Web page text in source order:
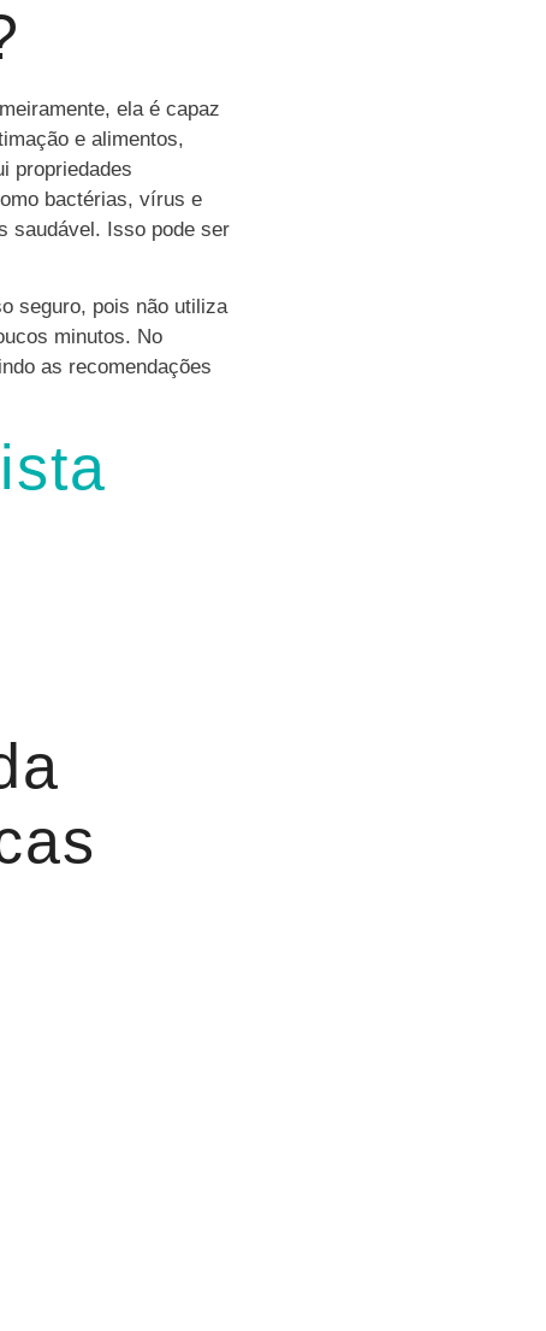
ela é capaz
e alimentos,
propriedades
bactérias, vírus e
saudável. Isso pode ser
seguro, pois não utiliza
minutos. No
as recomendações